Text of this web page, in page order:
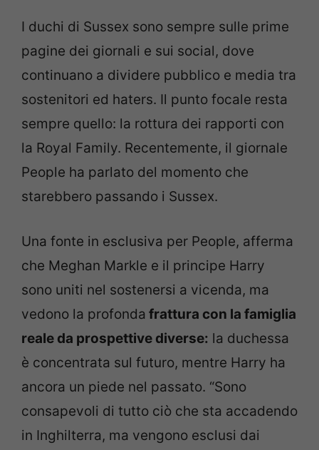
I duchi di Sussex sono sempre sulle prime
pagine dei giornali e sui social, dove
continuano a dividere pubblico e media tra
sostenitori ed haters. Il punto focale resta
sempre quello: la rottura dei rapporti con
la Royal Family. Recentemente, il giornale
People ha parlato del momento che
starebbero passando i Sussex.
Una fonte in esclusiva per People, afferma
che Meghan Markle e il principe Harry
sono uniti nel sostenersi a vicenda, ma
vedono la profonda frattura con la famiglia
reale da prospettive diverse: la duchessa
è concentrata sul futuro, mentre Harry ha
ancora un piede nel passato. “Sono
consapevoli di tutto ciò che sta accadendo
in Inghilterra, ma vengono esclusi dai